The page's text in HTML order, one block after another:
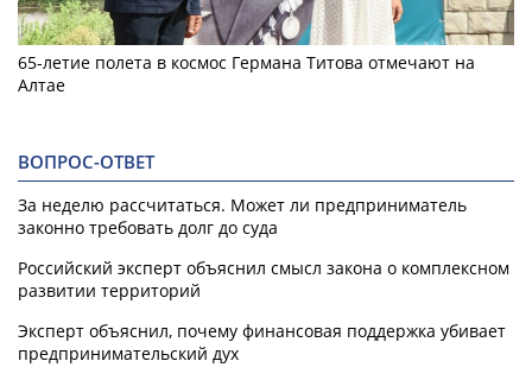
65-летие полета в космос Германа Титова отмечают на
Алтае
ВОПРОС-ОТВЕТ
За неделю рассчитаться. Может ли предприниматель
законно требовать долг до суда
Российский эксперт объяснил смысл закона о комплексном
развитии территорий
Эксперт объяснил, почему финансовая поддержка убивает
предпринимательский дух